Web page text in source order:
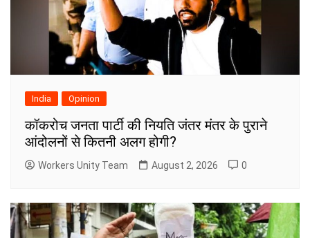
India Opinion
कॉकरोच जनता पार्टी की नियति जंतर मंतर के पुराने
आंदोलनों से कितनी अलग होगी?
Workers Unity Team August 2, 2026 0